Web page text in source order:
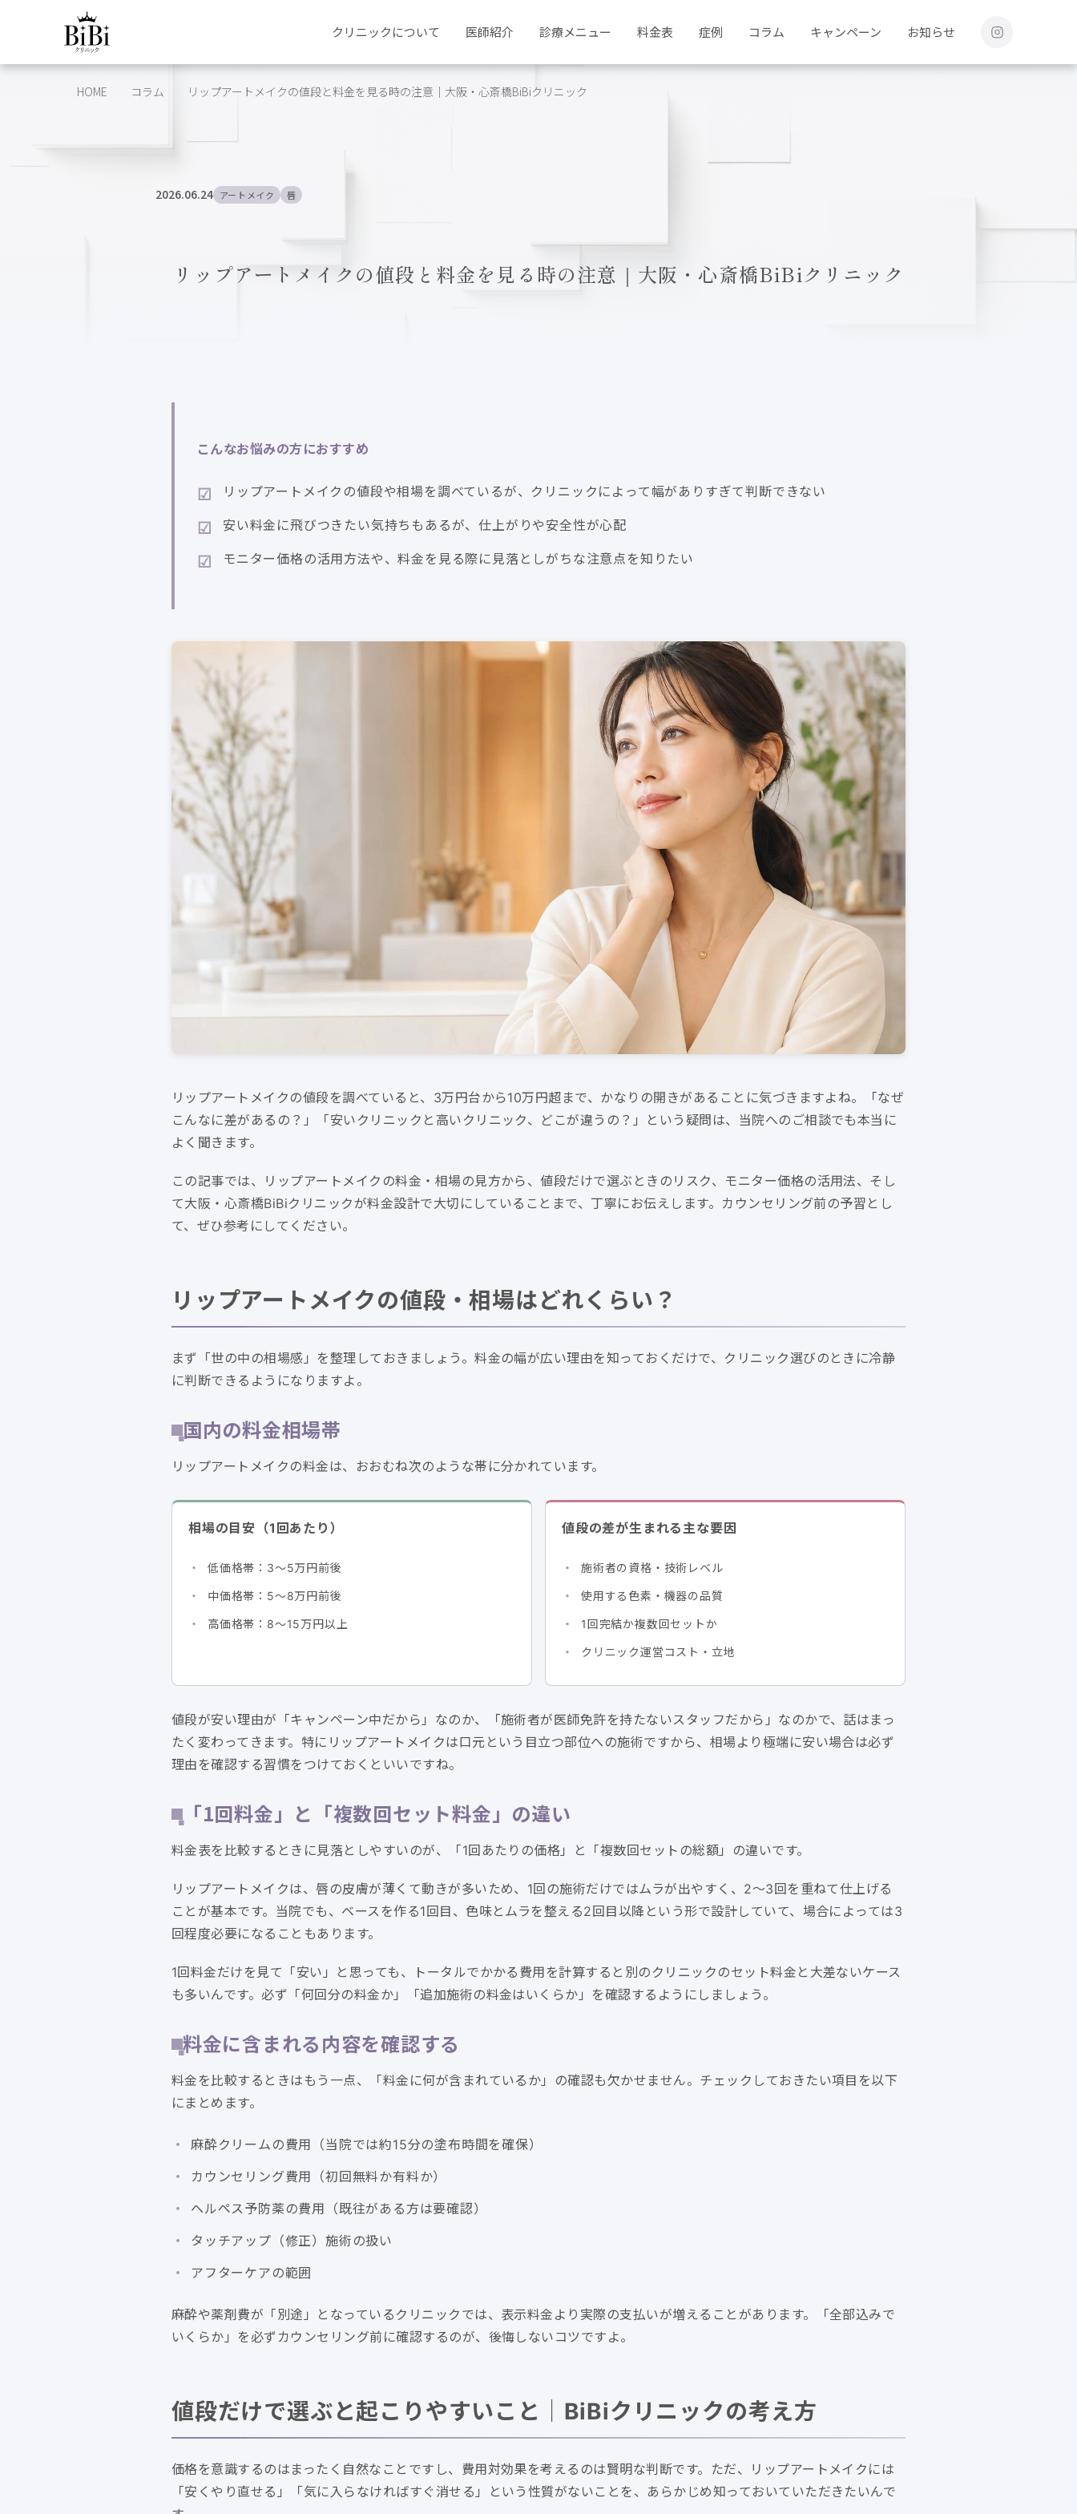
クリニックについて 医師紹介 診療メニュー 料金表 症例 コラム キャンペーン お知らせ
HOME コラム リップアートメイクの値段と料金を見る時の注意｜大阪・心斎橋BiBiクリニック
2026.06.24 アートメイク 唇
リップアートメイクの値段と料金を見る時の注意｜大阪・心斎橋BiBiクリニック
こんなお悩みの方におすすめ
リップアートメイクの値段や相場を調べているが、クリニックによって幅がありすぎて判断できない
安い料金に飛びつきたい気持ちもあるが、仕上がりや安全性が心配
モニター価格の活用方法や、料金を見る際に見落としがちな注意点を知りたい
リップアートメイクの値段を調べていると、3万円台から10万円超まで、かなりの開きがあることに気づきますよね。「なぜ
こんなに差があるの？」「安いクリニックと高いクリニック、どこが違うの？」という疑問は、当院へのご相談でも本当に
よく聞きます。
この記事では、リップアートメイクの料金・相場の見方から、値段だけで選ぶときのリスク、モニター価格の活用法、そし
て大阪・心斎橋BiBiクリニックが料金設計で大切にしていることまで、丁寧にお伝えします。カウンセリング前の予習とし
て、ぜひ参考にしてください。
リップアートメイクの値段・相場はどれくらい？
まず「世の中の相場感」を整理しておきましょう。料金の幅が広い理由を知っておくだけで、クリニック選びのときに冷静
に判断できるようになりますよ。
国内の料金相場帯
リップアートメイクの料金は、おおむね次のような帯に分かれています。
相場の目安（1回あたり）
低価格帯：3〜5万円前後
中価格帯：5〜8万円前後
高価格帯：8〜15万円以上
値段の差が生まれる主な要因
施術者の資格・技術レベル
使用する色素・機器の品質
1回完結か複数回セットか
クリニック運営コスト・立地
値段が安い理由が「キャンペーン中だから」なのか、「施術者が医師免許を持たないスタッフだから」なのかで、話はまっ
たく変わってきます。特にリップアートメイクは口元という目立つ部位への施術ですから、相場より極端に安い場合は必ず
理由を確認する習慣をつけておくといいですね。
「1回料金」と「複数回セット料金」の違い
料金表を比較するときに見落としやすいのが、「1回あたりの価格」と「複数回セットの総額」の違いです。
リップアートメイクは、唇の皮膚が薄くて動きが多いため、1回の施術だけではムラが出やすく、2〜3回を重ねて仕上げる
ことが基本です。当院でも、ベースを作る1回目、色味とムラを整える2回目以降という形で設計していて、場合によっては3
回程度必要になることもあります。
1回料金だけを見て「安い」と思っても、トータルでかかる費用を計算すると別のクリニックのセット料金と大差ないケース
も多いんです。必ず「何回分の料金か」「追加施術の料金はいくらか」を確認するようにしましょう。
料金に含まれる内容を確認する
料金を比較するときはもう一点、「料金に何が含まれているか」の確認も欠かせません。チェックしておきたい項目を以下
にまとめます。
麻酔クリームの費用（当院では約15分の塗布時間を確保）
カウンセリング費用（初回無料か有料か）
ヘルペス予防薬の費用（既往がある方は要確認）
タッチアップ（修正）施術の扱い
アフターケアの範囲
麻酔や薬剤費が「別途」となっているクリニックでは、表示料金より実際の支払いが増えることがあります。「全部込みで
いくらか」を必ずカウンセリング前に確認するのが、後悔しないコツですよ。
値段だけで選ぶと起こりやすいこと｜BiBiクリニックの考え方
価格を意識するのはまったく自然なことですし、費用対効果を考えるのは賢明な判断です。ただ、リップアートメイクには
「安くやり直せる」「気に入らなければすぐ消せる」という性質がないことを、あらかじめ知っておいていただきたいんで